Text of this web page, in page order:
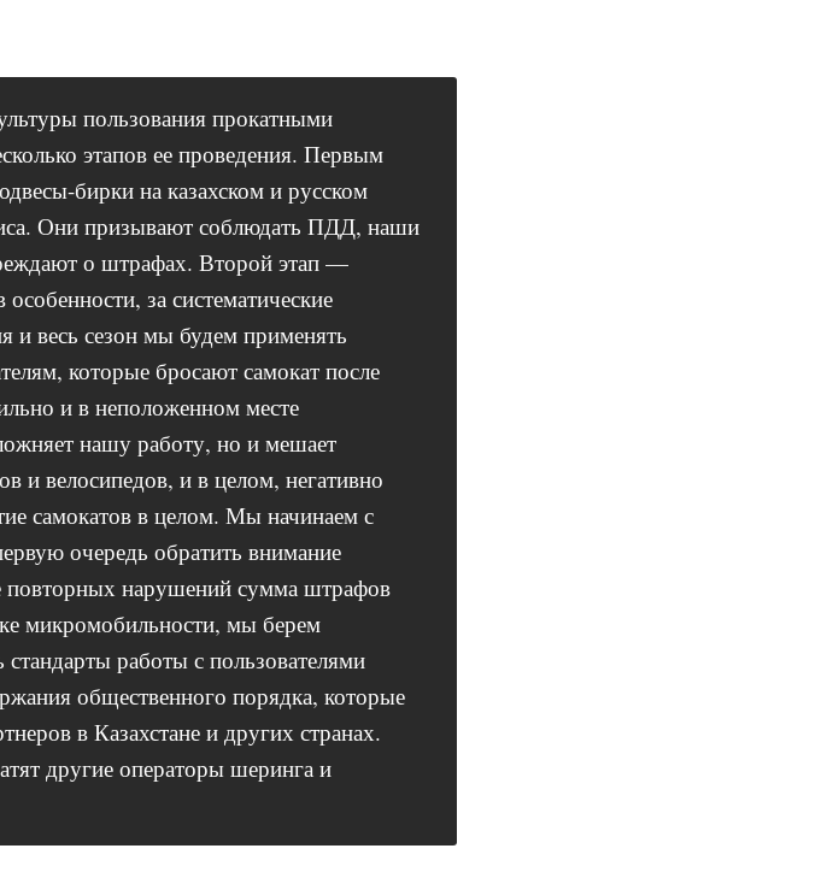
пользования прокатными
этапов ее проведения. Первым
бирки на казахском и русском
Они призывают соблюдать ПДД, наши
о штрафах. Второй этап —
за систематические
и весь сезон мы будем применять
которые бросают самокат после
и в неположенном месте
нашу работу, но и мешает
и велосипедов, и в целом, негативно
самокатов в целом. Мы начинаем с
очередь обратить внимание
повторных нарушений сумма штрафов
микромобильности, мы берем
работы с пользователями
общественного порядка, которые
в Казахстане и других странах.
другие операторы шеринга и